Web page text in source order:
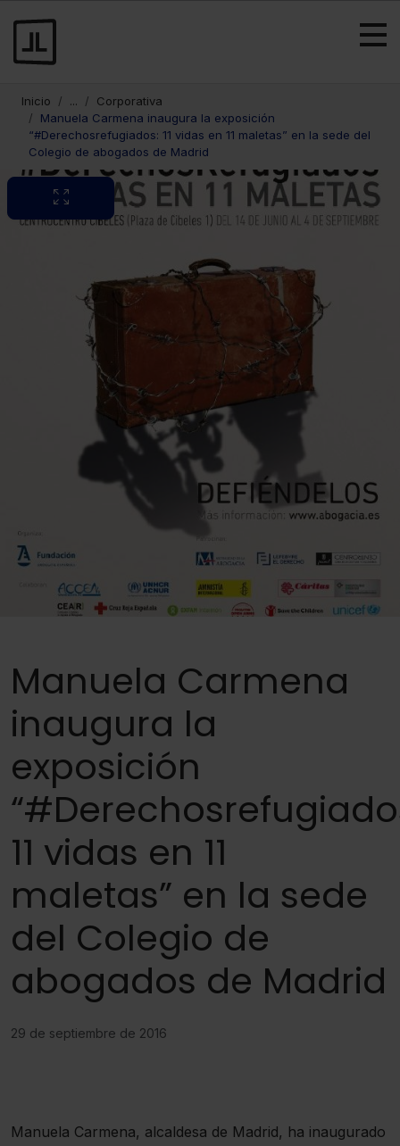
Inicio ...
Corporativa
Manuela Carmena inaugura la exposición
“#Derechosrefugiados: 11 vidas en 11 maletas” en la sede del
Colegio de abogados de Madrid
Manuela Carmena
inaugura la
exposición
11 vidas en 11
maletas” en la sede
del Colegio de
abogados de Madrid
29 de septiembre de 2016
Manuela Carmena, alcaldesa de Madrid, ha inaugurado